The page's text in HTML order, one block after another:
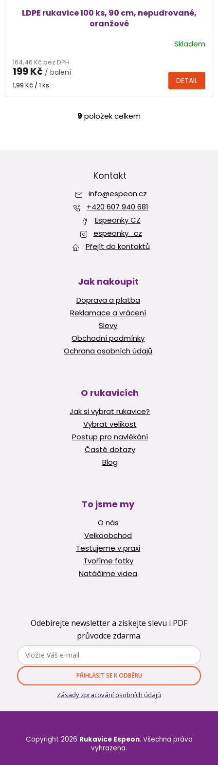
LDPE rukavice 100 ks, 90 cm, nepudrované,
oranžové
produktu
je
5,0
Skladem
164,46 Kč bez DPH
199 Kč / balení
Měrná
1,99 Kč / 1 ks DETAIL
O
c
p
r
v
k
y
v
ý
s
u
9 položek celkem
Kontakt
info@espeon.cz
+420 607 940 681
Espeonky CZ
espeonky_cz
Přejít do kontaktů
Jak nakoupit
Doprava a platba
Reklamace a vrácení
Slevy
Obchodní podmínky
Ochrana osobních údajů
O rukavicích
Jak si vybrat rukavice?
Vybrat velikost
Postup pro navlékání
Časté dotazy
Blog
To jsme my
O nás
Velkoobchod
Testujeme v praxi
Tvoříme fotky
Natáčíme videa
Odebírejte newsletter a získejte slevu i PDF
průvodce zdarma.
PŘIHLÁSIT SE K ODBĚRU
Zásady zpracování osobních údajů
Copyright 2026 Rukavice Espeon. Všechna práva
vyhrazena.